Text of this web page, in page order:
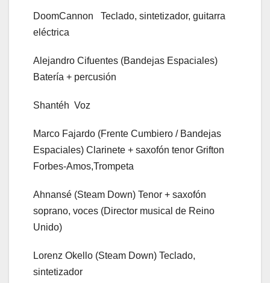
DoomCannon Teclado, sintetizador, guitarra
eléctrica
Alejandro Cifuentes (Bandejas Espaciales)
Batería + percusión
Shantéh Voz
Marco Fajardo (Frente Cumbiero / Bandejas
Espaciales) Clarinete + saxofón tenor Grifton
Forbes-Amos,Trompeta
Ahnansé (Steam Down) Tenor + saxofón
soprano, voces (Director musical de Reino
Unido)
Lorenz Okello (Steam Down) Teclado,
sintetizador